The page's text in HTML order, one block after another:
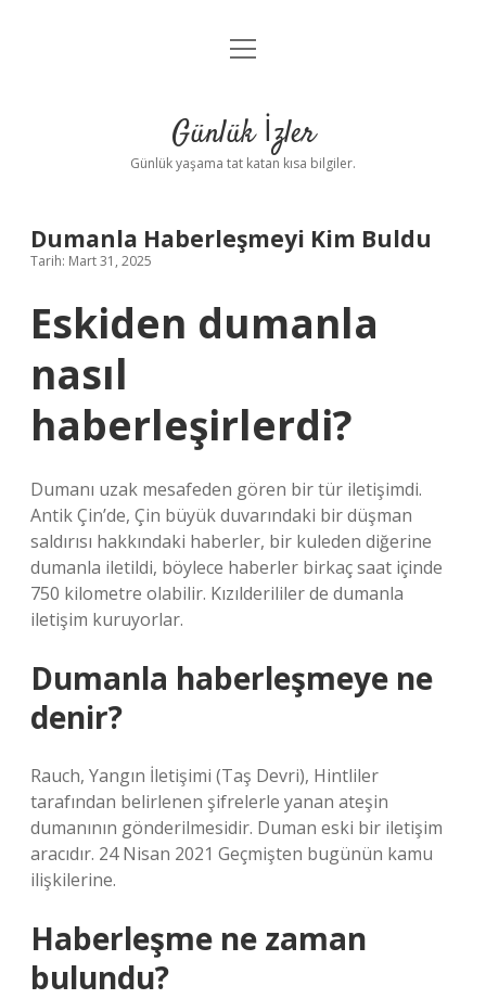
Anasayfa
Yasal Uyarı
menüyü
Günlük İzler
Günlük yaşama tat katan kısa bilgiler.
Dumanla Haberleşmeyi Kim Buldu
Tarih: Mart 31, 2025
Eskiden dumanla
nasıl
haberleşirlerdi?
Dumanı uzak mesafeden gören bir tür iletişimdi.
Antik Çin’de, Çin büyük duvarındaki bir düşman
saldırısı hakkındaki haberler, bir kuleden diğerine
dumanla iletildi, böylece haberler birkaç saat içinde
750 kilometre olabilir. Kızılderililer de dumanla
iletişim kuruyorlar.
Dumanla haberleşmeye ne
denir?
Rauch, Yangın İletişimi (Taş Devri), Hintliler
tarafından belirlenen şifrelerle yanan ateşin
dumanının gönderilmesidir. Duman eski bir iletişim
aracıdır. 24 Nisan 2021 Geçmişten bugünün kamu
ilişkilerine.
Haberleşme ne zaman
bulundu?